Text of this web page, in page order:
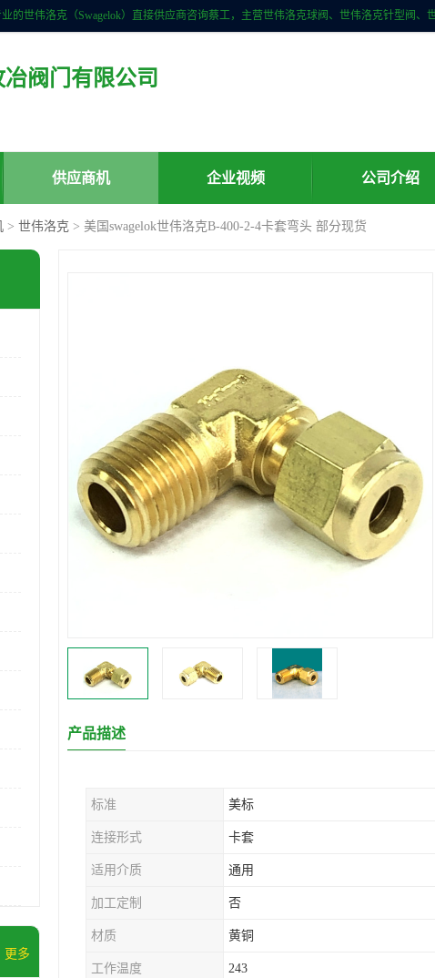
阀门有限公司
供应商机 企业视频 公司介绍
> 世伟洛克 > 美国swagelok世伟洛克B-400-2-4卡套弯头 部分现货
更多
产品描述
标准 美标
连接形式 卡套
适用介质 通用
加工定制 否
材质 黄铜
工作温度 243